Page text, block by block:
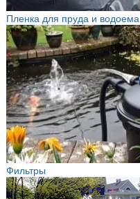
Пленка для пруда и водоема
Фильтры